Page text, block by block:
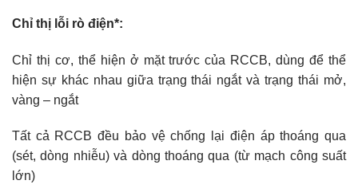
Chỉ thị lỗi rò điện*:
Chỉ thị cơ, thể hiện ở mặt trước của RCCB, dùng để thể
hiện sự khác nhau giữa trạng thái ngắt và trạng thái mở,
vàng – ngắt
Tất cả RCCB đều bảo vệ chống lại điện áp thoáng qua
(sét, dòng nhiễu) và dòng thoáng qua (từ mạch công suất
lớn)